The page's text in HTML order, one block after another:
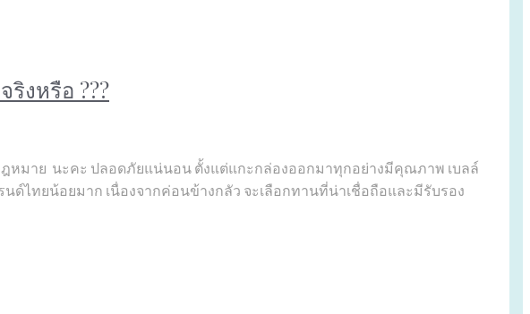
งหรือ ???
ฎหมาย นะคะ ปลอดภัยแน่นอน ตั้งแต่แกะกล่องออกมาทุกอย่างมีคุณภาพ เบลล์
ด์ไทยน้อยมาก เนื่องจากค่อนข้างกลัว จะเลือกทานที่น่าเชื่อถือและมีรับรอง